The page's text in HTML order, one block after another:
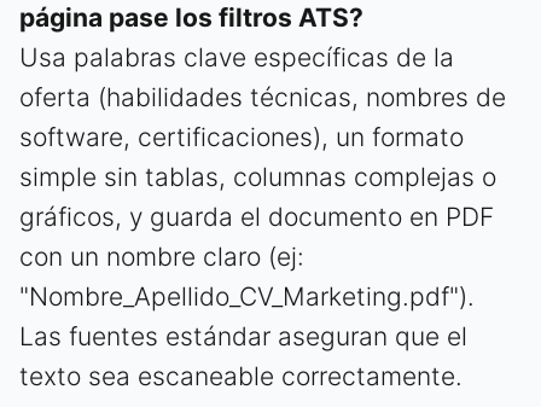
página pase los filtros ATS?
Usa palabras clave específicas de la
oferta (habilidades técnicas, nombres de
software, certificaciones), un formato
simple sin tablas, columnas complejas o
gráficos, y guarda el documento en PDF
con un nombre claro (ej:
"Nombre_Apellido_CV_Marketing.pdf").
Las fuentes estándar aseguran que el
texto sea escaneable correctamente.